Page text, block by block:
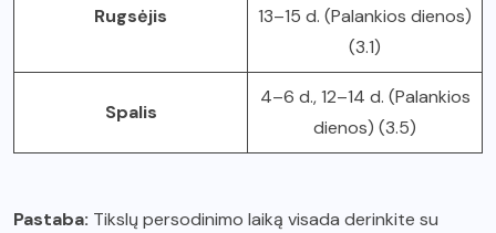
Rugsėjis
13–15 d. (Palankios dienos)
(3.1)
Spalis
4–6 d., 12–14 d. (Palankios
dienos) (3.5)
Pastaba: Tikslų persodinimo laiką visada derinkite su